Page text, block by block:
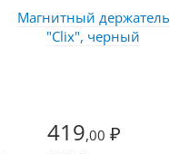
Магнитный держатель
"Clix", черный
419,00 ₽